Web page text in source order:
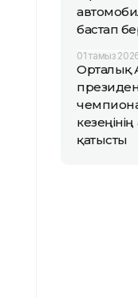
бастап
01 тамыз
Орталық
қатысты